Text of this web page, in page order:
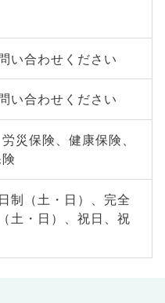
い合わせください
い合わせください
災保険、健康保険、
制（土・日）、完全
土・日）、祝日、祝